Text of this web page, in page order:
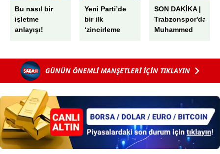
Bu nasıl bir
işletme
anlayışı!
Yeni Parti’de
bir ilk
‘zincirleme
SON DAKİKA |
Trabzonspor'dan
Muhammed
kazanmak için
buradayım'
GÜNÜN ÖNEMLİ MANŞETLERİ İÇİN TIKLAYIN